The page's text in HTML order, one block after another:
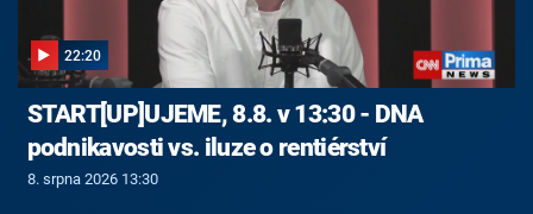
22:20
START[UP]UJEME, 8.8. v 13:30 - DNA
podnikavosti vs. iluze o rentiérství
8. srpna 2026 13:30